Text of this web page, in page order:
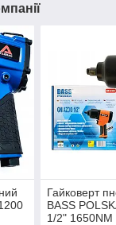
Гайковерт
BASS
1/2" 1650NM